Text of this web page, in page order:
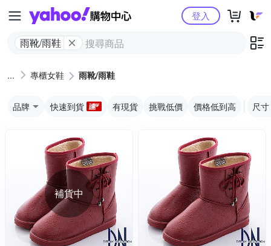
Yahoo購物中心
雨靴/雨鞋
登入
專櫃女鞋 雨靴/雨鞋
品牌 快速到貨 有現貨 挑戰低價 價格低到高 尺寸
補貨中